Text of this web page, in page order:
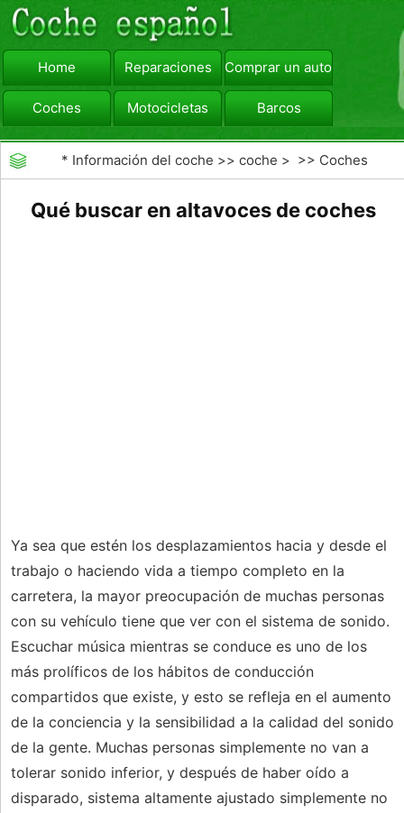
Home Reparaciones Comprar un automóvil
Coches Motocicletas Barcos
viajar Camiones
* Información del coche >>coche > >> Coches
Qué buscar en altavoces de coches
Ya sea que estén los desplazamientos hacia y desde el
trabajo o haciendo vida a tiempo completo en la
carretera, la mayor preocupación de muchas personas
con su vehículo tiene que ver con el sistema de sonido.
Escuchar música mientras se conduce es uno de los
más prolíficos de los hábitos de conducción
compartidos que existe, y esto se refleja en el aumento
de la conciencia y la sensibilidad a la calidad del sonido
de la gente. Muchas personas simplemente no van a
tolerar sonido inferior, y después de haber oído a
disparado, sistema altamente ajustado simplemente no